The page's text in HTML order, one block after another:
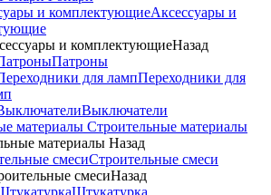
Аксессуары и
и комплектующиеНазад
Патроны
Переходники для
Выключатели
Строительные материалы
материалы Назад
Строительные смеси
смесиНазад
Штукатурка